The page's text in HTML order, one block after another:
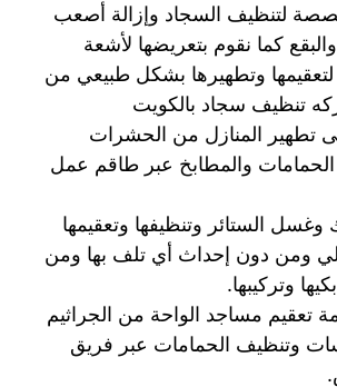
لتنظيف السجاد وإزالة أصعب
كما نقوم بتعريضها لأشعة
وتطهيرها بشكل طبيعي من
تنظيف سجاد بالكويت
تطهير المنازل من الحشرات
والمطابخ عبر طاقم عمل
وغسل الستائر وتنظيفها وتعقيمها
ومن دون إحداث أي تلف بها ومن
وتركيبها.
تعقيم مساجد الواحة من الجراثيم
وتنظيف الحمامات عبر فريق